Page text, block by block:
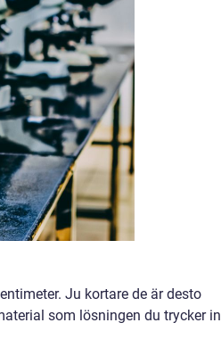
Ju kortare de är desto
som lösningen du trycker in